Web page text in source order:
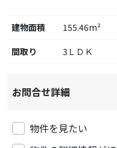
建物面積
155.46m²
間取り
3ＬＤＫ
お問合せ詳細
物件を見たい